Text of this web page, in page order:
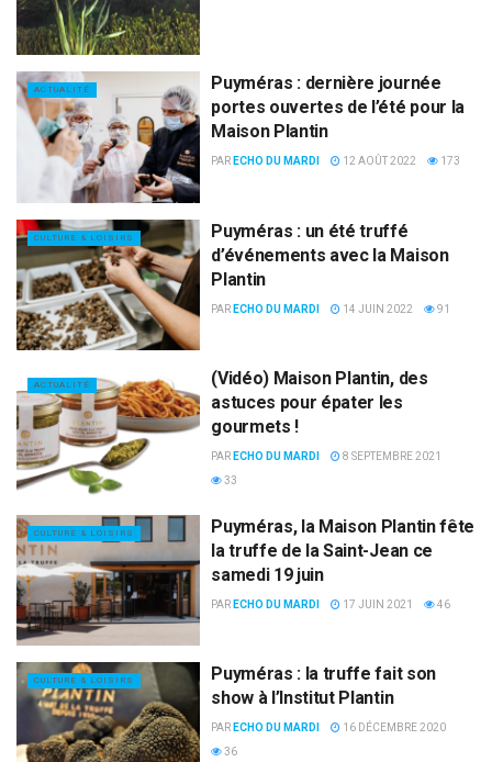
ACTUALITÉ
Puyméras : dernière journée
portes ouvertes de l’été pour la
Maison Plantin
PAR ECHO DU MARDI 12 AOÛT 2022 173
CULTURE & LOISIRS
Puyméras : un été truffé
d’événements avec la Maison
Plantin
PAR ECHO DU MARDI 14 JUIN 2022 91
ACTUALITÉ
(Vidéo) Maison Plantin, des
astuces pour épater les
gourmets !
PAR ECHO DU MARDI
8 SEPTEMBRE 2021
33
CULTURE & LOISIRS
Puyméras, la Maison Plantin fête
la truffe de la Saint-Jean ce
samedi 19 juin
PAR ECHO DU MARDI 17 JUIN 2021 46
CULTURE & LOISIRS
Puyméras : la truffe fait son
show à l’Institut Plantin
PAR ECHO DU MARDI
16 DÉCEMBRE 2020
36